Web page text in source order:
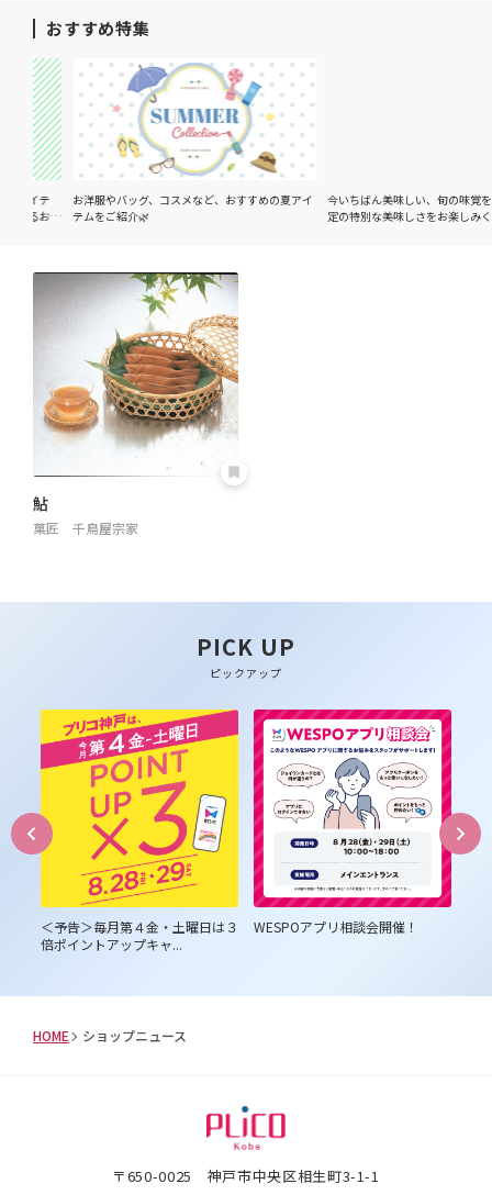
おすすめ特集
おす
お洋服やバッグ、コスメなど、おすすめの夏アイ
テムをご紹介🌿
今いちばん美味しい、旬の味覚をご紹
定の特別な美味しさをお楽しみくだ
鮎
菓匠 千鳥屋宗家
PICK UP
ピックアップ
＜予告＞毎月第４金・土曜日は３
倍ポイントアップキャ...
WESPOアプリ相談会開催！
HOME ショップニュース
〒650-0025 神⼾市中央区相⽣町3-1-1